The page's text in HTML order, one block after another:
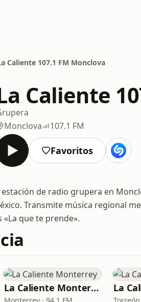
Caliente 107.1 FM Monclova
Caliente
Monclova
107.1 FM
Favoritos
estación de radio grupera en
Transmite música regional
que te prende».
La Caliente Monterrey La